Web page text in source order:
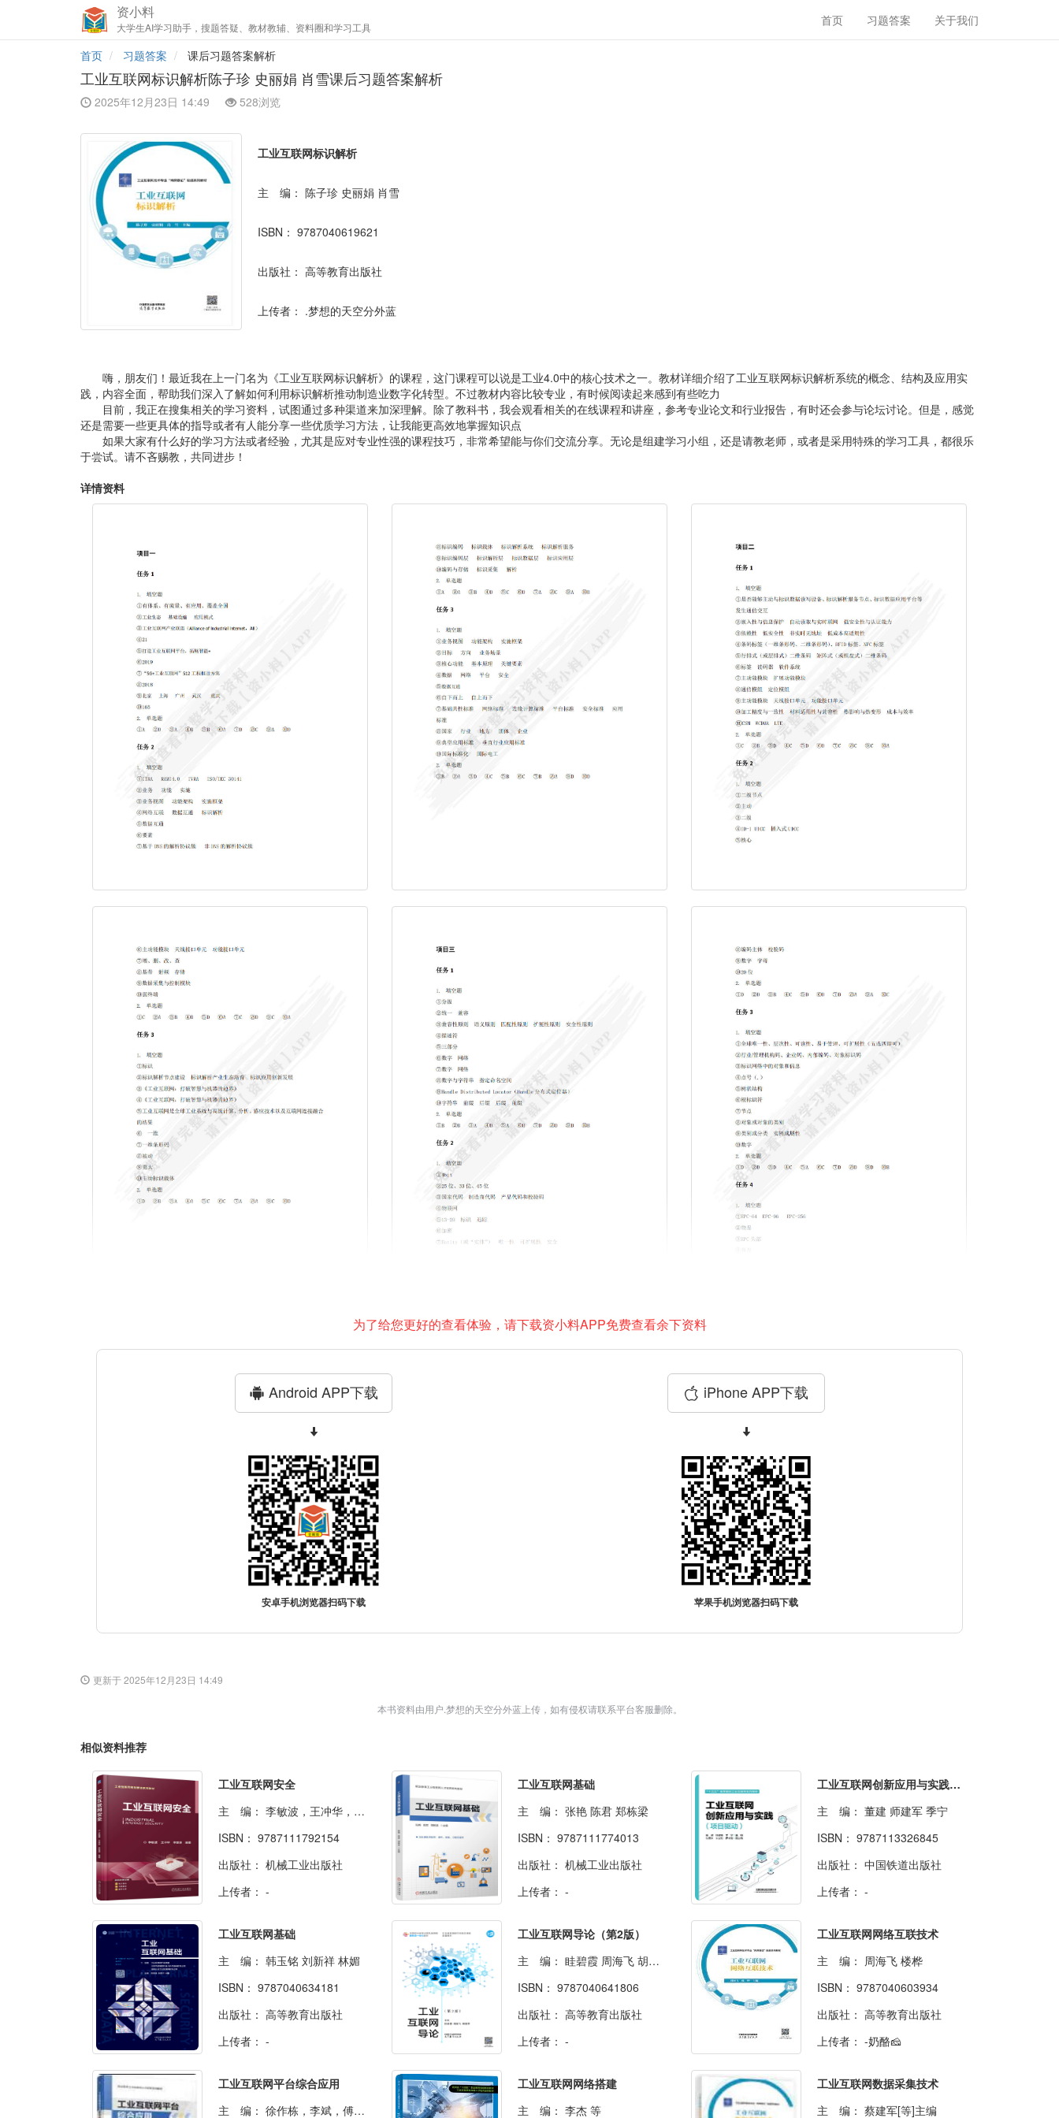
资小料
大学生AI学习助手，搜题答疑、教材教辅、资料圈和学习工具 首页 习题答案 关于我们
首页 习题答案 课后习题答案解析
工业互联网标识解析陈子珍 史丽娟 肖雪课后习题答案解析
2025年12月23日 14:49 528浏览
工业互联网标识解析
主 编： 陈子珍 史丽娟 肖雪
ISBN： 9787040619621
出版社： 高等教育出版社
上传者： .梦想的天空分外蓝
嗨，朋友们！最近我在上一门名为《工业互联网标识解析》的课程，这门课程可以说是工业4.0中的核心技术之一。教材详细介绍了工业互联网标识解析系统的概念、结构及应用实
践，内容全面，帮助我们深入了解如何利用标识解析推动制造业数字化转型。不过教材内容比较专业，有时候阅读起来感到有些吃力
目前，我正在搜集相关的学习资料，试图通过多种渠道来加深理解。除了教科书，我会观看相关的在线课程和讲座，参考专业论文和行业报告，有时还会参与论坛讨论。但是，感觉
还是需要一些更具体的指导或者有人能分享一些优质学习方法，让我能更高效地掌握知识点
如果大家有什么好的学习方法或者经验，尤其是应对专业性强的课程技巧，非常希望能与你们交流分享。无论是组建学习小组，还是请教老师，或者是采用特殊的学习工具，都很乐
于尝试。请不吝赐教，共同进步！
详情资料
为了给您更好的查看体验，请下载资小料APP免费查看余下资料
Android APP下载
安卓手机浏览器扫码下载
iPhone APP下载
苹果手机浏览器扫码下载
更新于 2025年12月23日 14:49
本书资料由用户.梦想的天空分外蓝上传，如有侵权请联系平台客服删除。
相似资料推荐
工业互联网安全
主 编： 李敏波，王冲华，李景涛
ISBN： 9787111792154
出版社： 机械工业出版社
上传者： -
工业互联网基础
主 编： 张艳 陈君 郑栋梁
ISBN： 9787111774013
出版社： 机械工业出版社
上传者： -
工业互联网创新应用与实践（项目驱动）
主 编： 董建 师建军 季宁
ISBN： 9787113326845
出版社： 中国铁道出版社
上传者： -
工业互联网基础
主 编： 韩玉铭 刘新祥 林媚
ISBN： 9787040634181
出版社： 高等教育出版社
上传者： -
工业互联网导论（第2版）
主 编： 眭碧霞 周海飞 胡春芬
ISBN： 9787040641806
出版社： 高等教育出版社
上传者： -
工业互联网网络互联技术
主 编： 周海飞 楼桦
ISBN： 9787040603934
出版社： 高等教育出版社
上传者： -奶酪🧀
工业互联网平台综合应用
主 编： 徐作栋，李斌，傅子霞主编
工业互联网网络搭建
主 编： 李杰 等
工业互联网数据采集技术
主 编： 蔡建军[等]主编